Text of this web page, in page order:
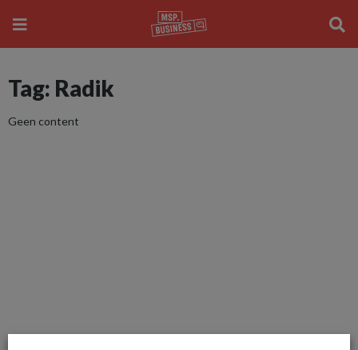
Tag: Radik
Geen content